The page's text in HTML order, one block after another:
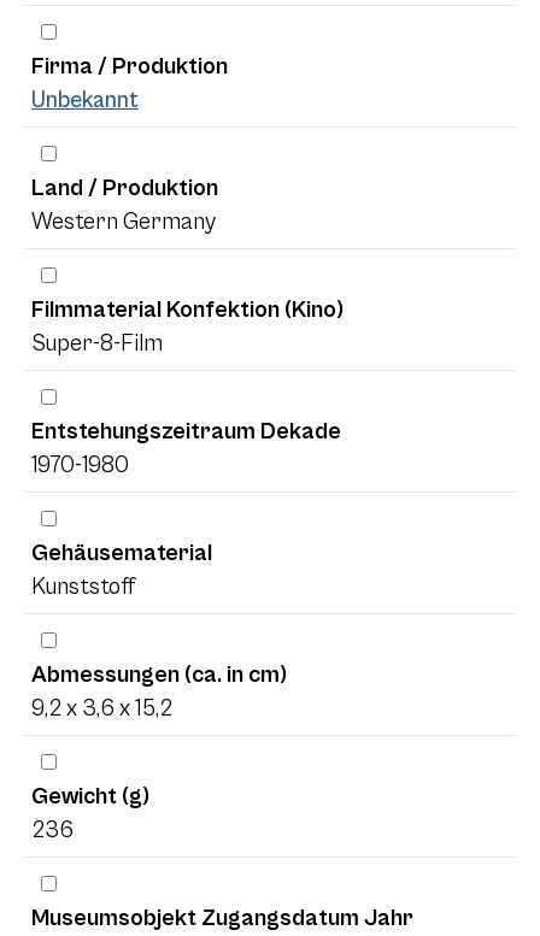
Firma / Produktion
Unbekannt
Land / Produktion
Western Germany
Filmmaterial Konfektion (Kino)
Super-8-Film
Entstehungszeitraum Dekade
1970-1980
Gehäusematerial
Kunststoff
Abmessungen (ca. in cm)
9,2 x 3,6 x 15,2
Gewicht (g)
236
Museumsobjekt Zugangsdatum Jahr